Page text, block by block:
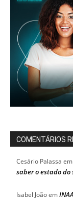
COMENTÁRIOS
Cesário Palassa em
saber o estado do
Isabel Joãoem